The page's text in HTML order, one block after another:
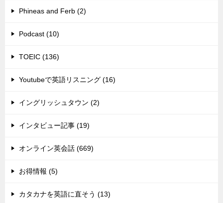
Phineas and Ferb (2)
Podcast (10)
TOEIC (136)
Youtubeで英語リスニング (16)
イングリッシュタウン (2)
インタビュー記事 (19)
オンライン英会話 (669)
お得情報 (5)
カタカナを英語に直そう (13)